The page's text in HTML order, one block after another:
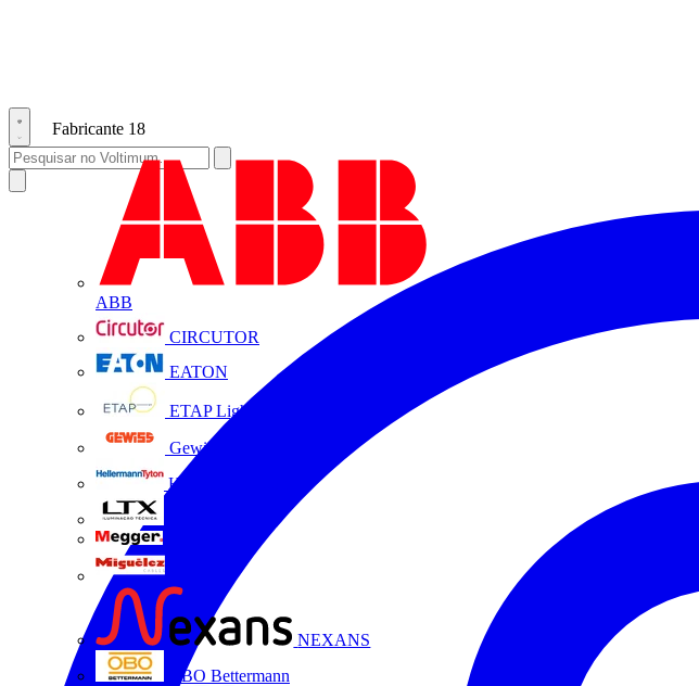
Fabricante 18
ABB
CIRCUTOR
EATON
ETAP Lighting
Gewiss
HellermannTyton
NEXANS
OBO Bettermann